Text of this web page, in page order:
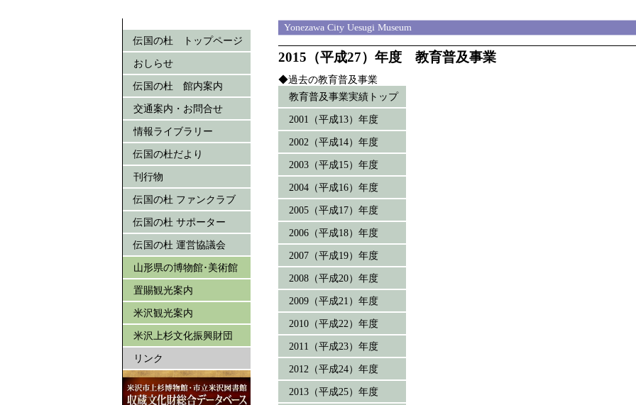
伝国の杜 トップページ
おしらせ
伝国の杜 館内案内
交通案内・お問合せ
情報ライブラリー
伝国の杜だより
刊行物
伝国の杜 ファンクラブ
伝国の杜 サポーター
伝国の杜 運営協議会
山形県の博物館･美術館
置賜観光案内
米沢観光案内
米沢上杉文化振興財団
リンク
Yonezawa City Uesugi Museum
2015（平成27）年度 教育普及事業
◆過去の教育普及事業
教育普及事業実績トップ
2001（平成13）年度
2002（平成14）年度
2003（平成15）年度
2004（平成16）年度
2005（平成17）年度
2006（平成18）年度
2007（平成19）年度
2008（平成20）年度
2009（平成21）年度
2010（平成22）年度
2011（平成23）年度
2012（平成24）年度
2013（平成25）年度